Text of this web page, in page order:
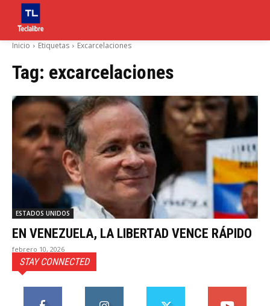
Inicio Etiquetas Excarcelaciones
Tag: excarcelaciones
ESTADOS UNIDOS
EN VENEZUELA, LA LIBERTAD VENCE RÁPIDO
febrero 10, 2026
STAY CONNECTED